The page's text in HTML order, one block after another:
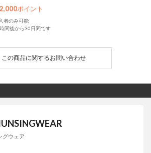
2,000ポイント
者のみ可能
間後から30日間です
この商品に関するお問い合わせ
グウェア